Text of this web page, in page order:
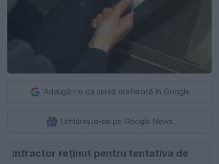
Adaugă-ne ca sursă preferată în Google
Urmărește-ne pe Google News
Infractor reţinut pentru tentativa de